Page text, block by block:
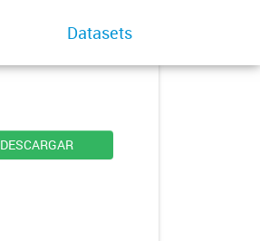
Datasets
DESCARGAR